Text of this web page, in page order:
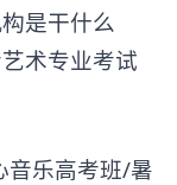
是干什么
术专业考试
乐高考班/暑